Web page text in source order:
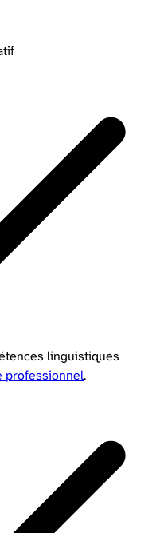
linguistiques
professionnel.